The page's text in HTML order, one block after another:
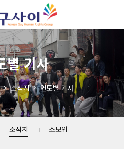
별 기사
소식지 연도별 기사
소식지 소모임